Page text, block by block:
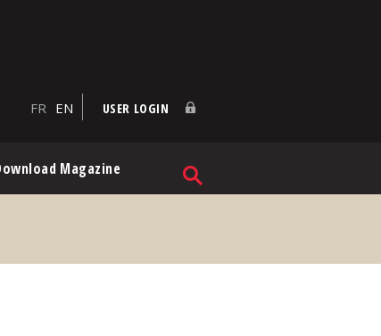
FR EN USER LOGIN
Magazine